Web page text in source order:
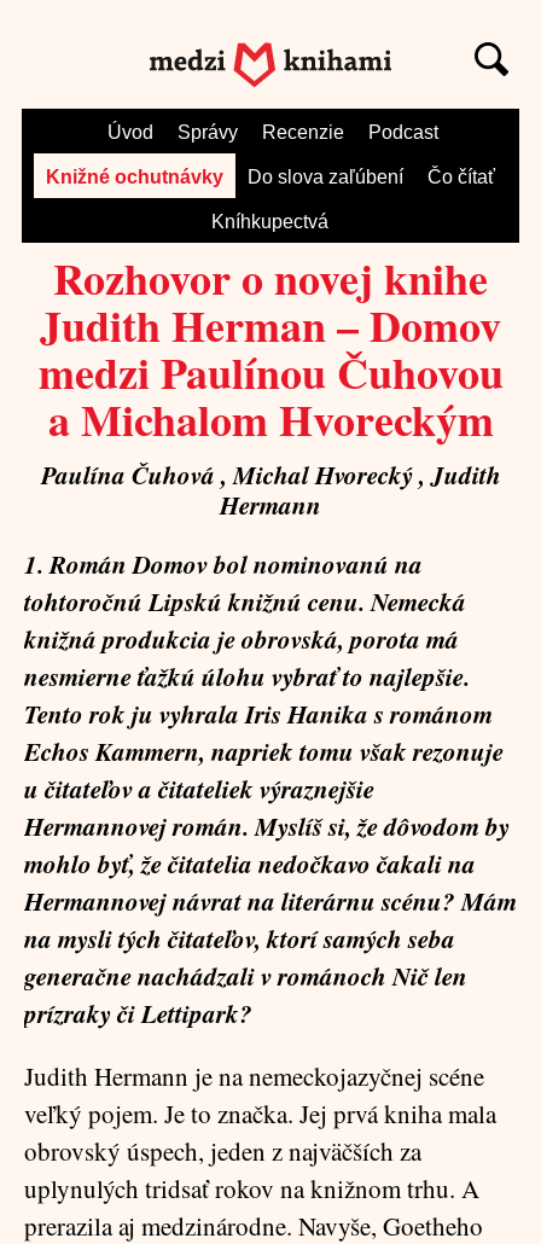
Úvod Správy Recenzie Podcast
Knižné ochutnávky Do slova zaľúbení Čo čítať
Kníhkupectvá
Rozhovor o novej knihe
Judith Herman – Domov
medzi Paulínou Čuhovou
a Michalom Hvoreckým
Paulína Čuhová , Michal Hvorecký , Judith
Hermann
1. RománDomovbol nominovanú na
tohtoročnúLipskú knižnú cenu. Nemecká
knižná produkcia je obrovská, porota má
nesmierne ťažkú úlohu vybrať to najlepšie.
Tento rok ju vyhrala Iris Hanika s románom
Echos Kammern, napriek tomu však rezonuje
u čitateľov a čitateliek výraznejšie
Hermannovej román. Myslíš si, že dôvodom by
mohlo byť, že čitatelia nedočkavo čakali na
Hermannovej návrat na literárnu scénu? Mám
na mysli tých čitateľov, ktorí samých seba
generačne nachádzali v románochNič len
prízrakyčiLettipark?
Judith Hermann je na nemeckojazyčnej scéne
veľký pojem. Je to značka. Jej prvá kniha mala
obrovský úspech, jeden z najväčších za
uplynulých tridsať rokov na knižnom trhu. A
prerazila aj medzinárodne. Navyše, Goetheho